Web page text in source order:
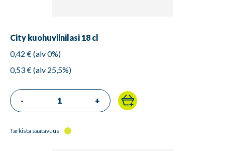
City kuohuviinilasi 18 cl
0,42 € (alv 0%)
0,53 € (alv 25,5%)
- +
Tarkista saatavuus